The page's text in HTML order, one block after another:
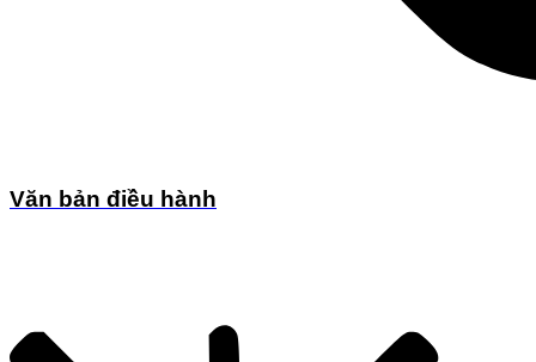
Văn bản điều hành